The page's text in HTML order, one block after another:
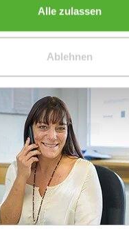
Alle zulassen
Ablehnen
965 34 04
Mo - Do,
und Fr,